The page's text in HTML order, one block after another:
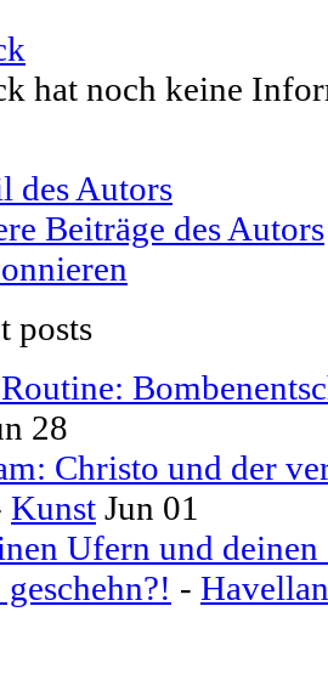
hat noch keine
des Autors
Beiträge des Autors
posts
28
Christo und der
Kunst Jun 01
Ufern und
-